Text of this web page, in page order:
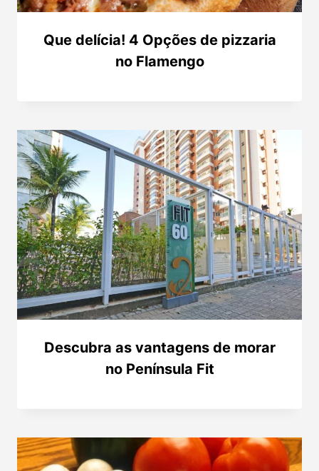
Que delícia! 4 Opções de pizzaria
no Flamengo
Descubra as vantagens de morar
no Península Fit